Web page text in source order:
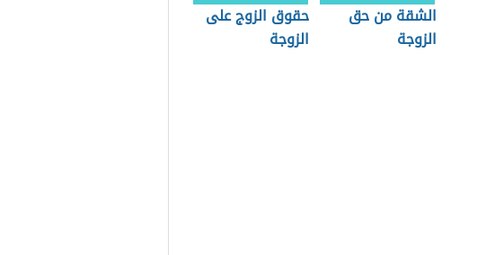
الشقة من حق
الزوجة
حقوق الزوج على
الزوجة